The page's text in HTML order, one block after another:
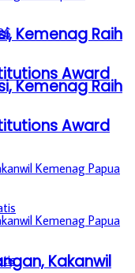
Kemenag Raih
Award
Kakanwil
Kemenag Raih
Award